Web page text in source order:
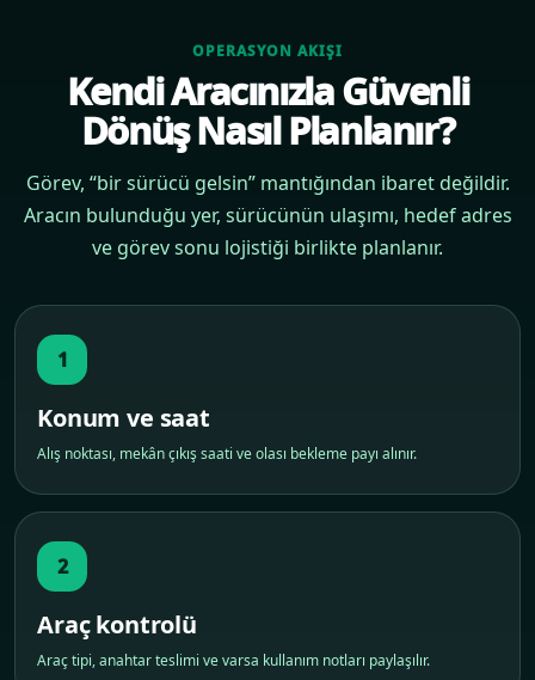
OPERASYON AKIŞI
Kendi Aracınızla Güvenli
Dönüş Nasıl Planlanır?
Görev, “bir sürücü gelsin” mantığından ibaret değildir.
Aracın bulunduğu yer, sürücünün ulaşımı, hedef adres
ve görev sonu lojistiği birlikte planlanır.
1
Konum ve saat
Alış noktası, mekân çıkış saati ve olası bekleme payı alınır.
2
Araç kontrolü
Araç tipi, anahtar teslimi ve varsa kullanım notları paylaşılır.